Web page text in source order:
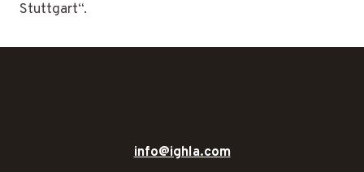
Stuttgart“.
info@ighla.com